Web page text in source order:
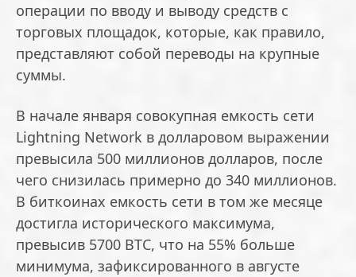
операции по вводу и выводу средств с
торговых площадок, которые, как правило,
представляют собой переводы на крупные
суммы.
В начале января совокупная емкость сети
Lightning Network в долларовом выражении
превысила 500 миллионов долларов, после
чего снизилась примерно до 340 миллионов.
В биткоинах емкость сети в том же месяце
достигла исторического максимума,
превысив 5700 BTC, что на 55% больше
минимума, зафиксированного в августе